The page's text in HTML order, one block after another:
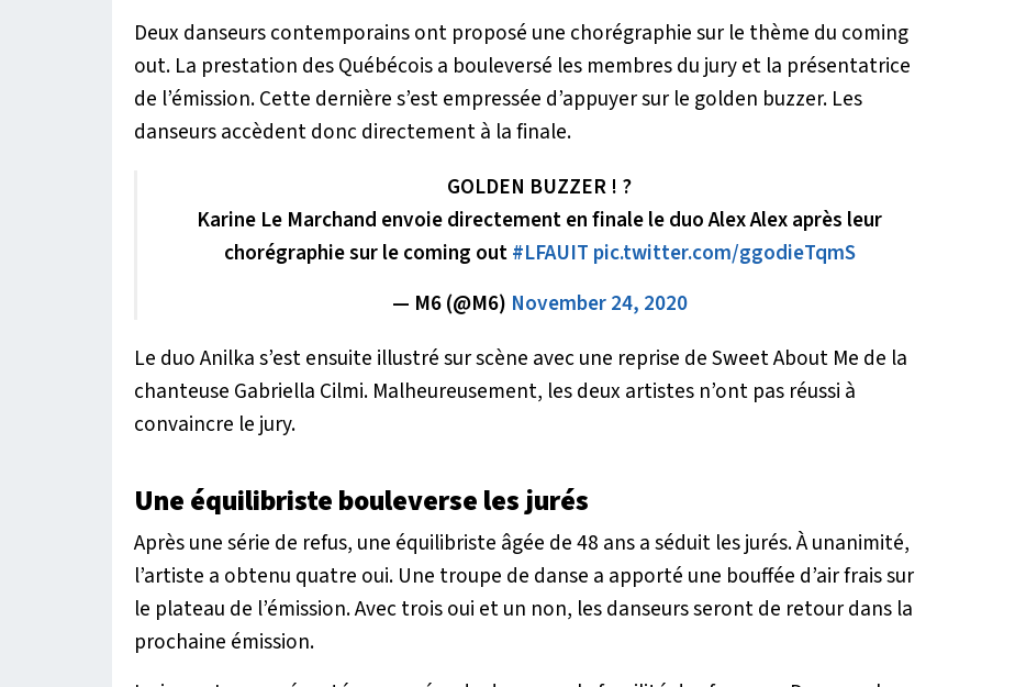
Deux danseurs contemporains ont proposé une chorégraphie sur le thème du coming
out. La prestation des Québécois a bouleversé les membres du jury et la présentatrice
de l’émission. Cette dernière s’est empressée d’appuyer sur le golden buzzer. Les
danseurs accèdent donc directement à la finale.
GOLDEN BUZZER ! ?
Karine Le Marchand envoie directement en finale le duo Alex Alex après leur
chorégraphie sur le coming out#LFAUIT pic.twitter.com/ggodieTqmS
— M6 (@M6) November 24, 2020
Le duo Anilka s’est ensuite illustré sur scène avec une reprise deSweet About Me de la
chanteuse Gabriella Cilmi. Malheureusement, les deux artistes n’ont pas réussi à
convaincre le jury.
Une équilibriste bouleverse les jurés
Après une série de refus, une équilibriste âgée de 48 ans a séduit les jurés. À unanimité,
l’artiste a obtenu quatre oui. Une troupe de danse a apporté une bouffée d’air frais sur
le plateau de l’émission. Avec trois oui et un non, les danseurs seront de retour dans la
prochaine émission.